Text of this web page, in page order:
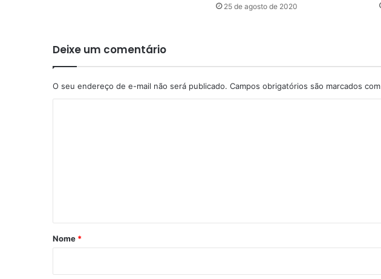
25 de agosto de 2020
Deixe um comentário
O seu endereço de e-mail não será publicado. Campos obrigatórios são marcados com
rNome *